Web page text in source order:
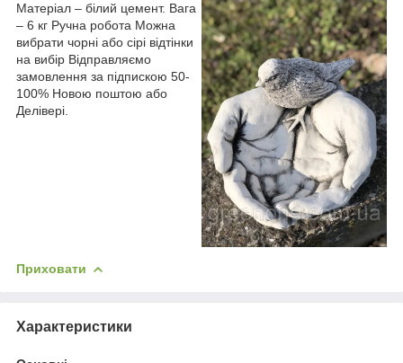
Матеріал – білий цемент. Вага
– 6 кг Ручна робота Можна
вибрати чорні або сірі відтінки
на вибір Відправляємо
замовлення за підпискою 50-
100% Новою поштою або
Делівері.
Приховати
Характеристики